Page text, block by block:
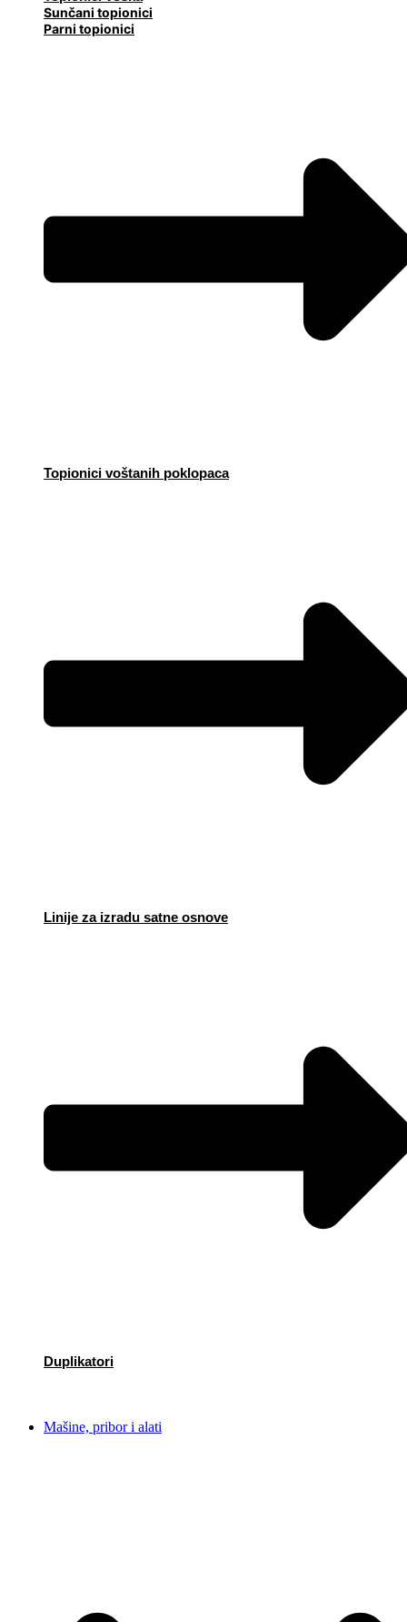
Sunčani topionici
Parni topionici
Topionici voštanih poklopaca
Linije za izradu satne osnove
Duplikatori
Mašine, pribor i alati